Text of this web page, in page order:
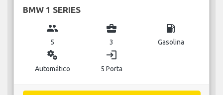
BMW 1 SERIES
group
5
business_center
3
local_gas_station
Gasolina
miscellaneous_services
Automático
login
5 Porta